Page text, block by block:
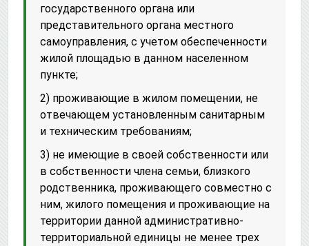
государственного органа или
представительного органа местного
самоуправления, с учетом обеспеченности
жилой площадью в данном населенном
пункте;
2) проживающие в жилом помещении, не
отвечающем установленным санитарным
и техническим требованиям;
3) не имеющие в своей собственности или
в собственности члена семьи, близкого
родственника, проживающего совместно с
ним, жилого помещения и проживающие на
территории данной административно-
территориальной единицы не менее трех